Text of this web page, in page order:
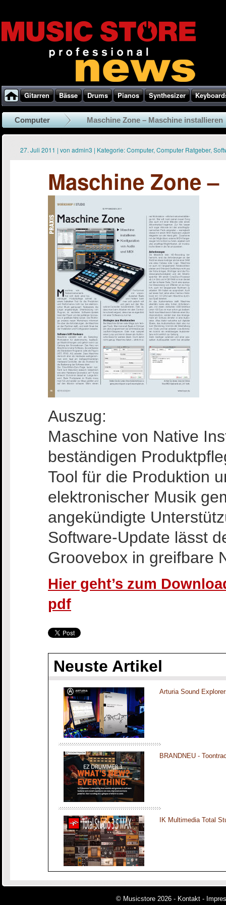
Gitarren Bässe Drums Pianos Synthesizer
Computer Maschine Zone – Maschine installieren
27. Juli 2011 | von admin3 | Kategorie:Computer, Computer Ratgeber,
Maschine Zone
Auszug:
Maschine von Native
beständigen
Tool für die Produktion
elektronischer Musik
angekündigte
Software-Update lässt
Groovebox in greifbare
Hier geht’s zum
pdf
Neuste Artikel
Arturia Sound
BRANDNEU -
IK Multimedia Total
© Musicstore 2026 - Kontakt -